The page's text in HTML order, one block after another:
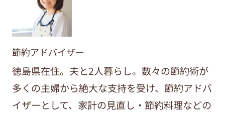
節約アドバイザー
徳島県在住。夫と2人暮らし。数々の節約術が
多くの主婦から絶大な支持を受け、節約アドバ
イザーとして、家計の見直し・節約料理などの